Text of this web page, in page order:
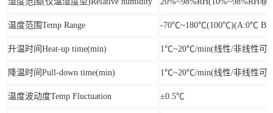
温度范围Temp Range -70℃~180℃(100℃)(A:0℃
升温时间Heat-up time(min) 1℃~20℃/min(线性/非线性可
降温时间Pull-down time(min) 1℃~20℃/min(线性/非线性可
温度波动度Temp Fluctuation ±0.5℃